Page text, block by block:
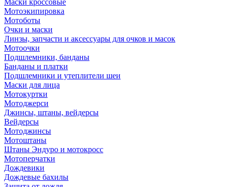
Маски кроссовые
Мотоэкипировка
Мотоботы
Очки и маски
Линзы, запчасти и аксессуары для очков и масок
Мотоочки
Подшлемники, банданы
Банданы и платки
Подшлемники и утеплители шеи
Маски для лица
Мотокуртки
Мотоджерси
Джинсы, штаны, вейдерсы
Вейдерсы
Мотоджинсы
Мотоштаны
Штаны Эндуро и мотокросс
Мотоперчатки
Дождевики
Дождевые бахилы